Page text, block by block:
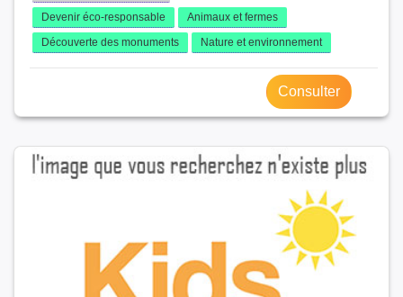
Devenir éco-responsable
Animaux et fermes
Découverte des monuments
Nature et environnement
Consulter